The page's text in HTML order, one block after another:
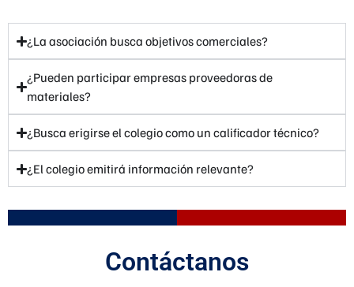
¿La asociación busca objetivos comerciales?
¿Pueden participar empresas proveedoras de
materiales?
¿Busca erigirse el colegio como un calificador técnico?
¿El colegio emitirá información relevante?
Contáctanos